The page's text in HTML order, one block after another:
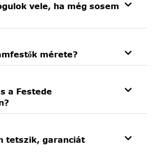
vele, ha még sosem
mérete?
a Festede
tetszik, garanciát